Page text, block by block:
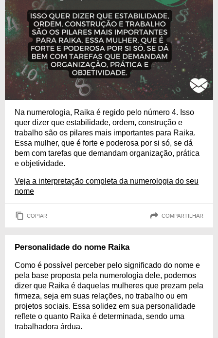
Na numerologia, Raika é regido pelo número 4. Isso
quer dizer que estabilidade, ordem, construção e
trabalho são os pilares mais importantes para Raika.
Essa mulher, que é forte e poderosa por si só, se dá
bem com tarefas que demandam organização, prática
e objetividade.
Veja a interpretação completa da numerologia do seu
nome
COPIAR COMPARTILHAR
Personalidade do nome Raika
Como é possível perceber pelo significado do nome e
pela base proposta pela numerologia dele, podemos
dizer que Raika é daquelas mulheres que prezam pela
firmeza, seja em suas relações, no trabalho ou em
projetos sociais. Essa solidez em sua personalidade
reflete o quanto Raika é determinada, sendo uma
trabalhadora árdua.